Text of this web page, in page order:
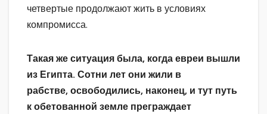
четвертые продолжают жить в условиях
компромисса.
Такая же ситуация была, когда евреи вышли
из Египта. Сотни лет они жили в
рабстве, освободились, наконец, и тут путь
к обетованной земле преграждает